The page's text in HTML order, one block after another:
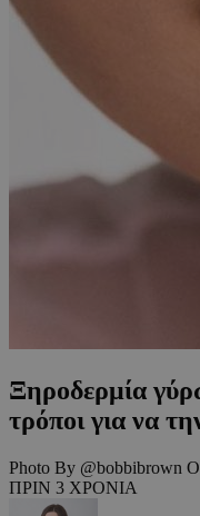
Ξηροδερμία
τρόποι για να
Photo By @bobbibrown
ΠΡΙΝ 3 ΧΡΟΝΙΑ